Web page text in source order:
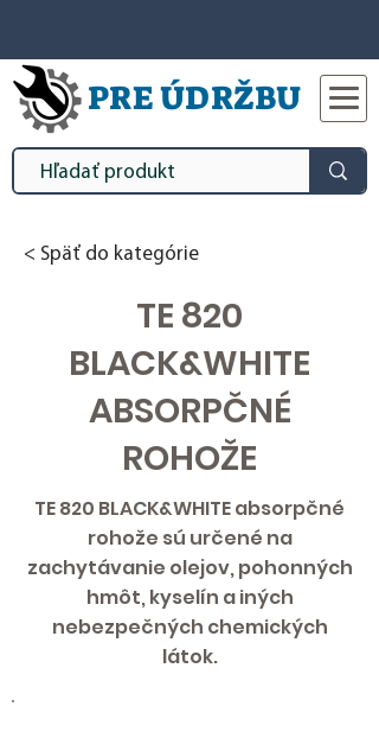
PRE ÚDRŽBU
< Späť do kategórie
TE 820
BLACK&WHITE
ABSORPČNÉ
ROHOŽE
TE 820 BLACK&WHITE absorpčné
rohože sú určené na
zachytávanie olejov, pohonných
hmôt, kyselín a iných
nebezpečných chemických
látok.